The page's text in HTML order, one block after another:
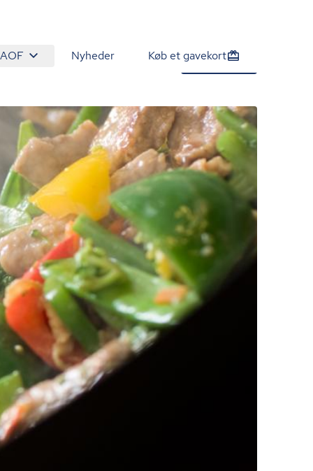
Nyheder Køb et gavekort
1.420 kr. /person Tilmeld nu